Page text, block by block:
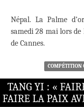
Népal. La Palme
samedi 28 mai lors
de Cannes.
COMPÉTITION
TANG YI : «
FAIRE LA PAIX